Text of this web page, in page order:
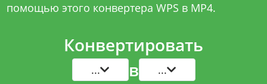
помощью этого конвертера WPS в MP4.
Конвертировать
... в ...